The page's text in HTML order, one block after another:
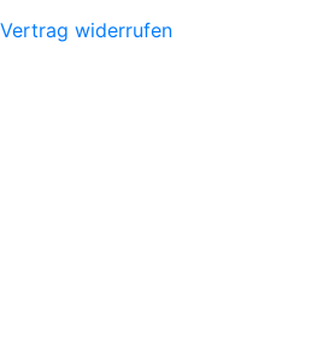
Vertrag widerrufen